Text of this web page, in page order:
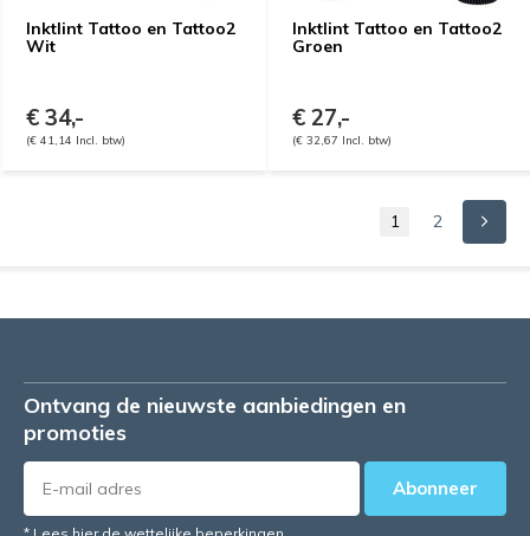
Inktlint Tattoo en Tattoo2
Wit
€ 34,-
(€ 41,14 Incl. btw)
Inktlint Tattoo en Tattoo2
Groen
€ 27,-
(€ 32,67 Incl. btw)
1 2
Ontvang de nieuwste aanbiedingen en
promoties
Abonneer